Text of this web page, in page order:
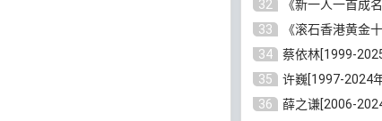
32
《新一人一首成名曲·挚爱篇6CD》[无损
33
《滚石香港黄金十年精选辑33CD》[无损
34
蔡依林[1999-2025年]所有专辑歌曲合集[无
35
许巍[1997-2024年]所有专辑歌曲合集打包[
36
薛之谦[2006-2024年]所有专辑歌曲合集[